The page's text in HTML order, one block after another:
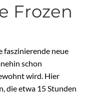
Frozen
faszinierende neue
schon
wird. Hier
die etwa 15 Stunden